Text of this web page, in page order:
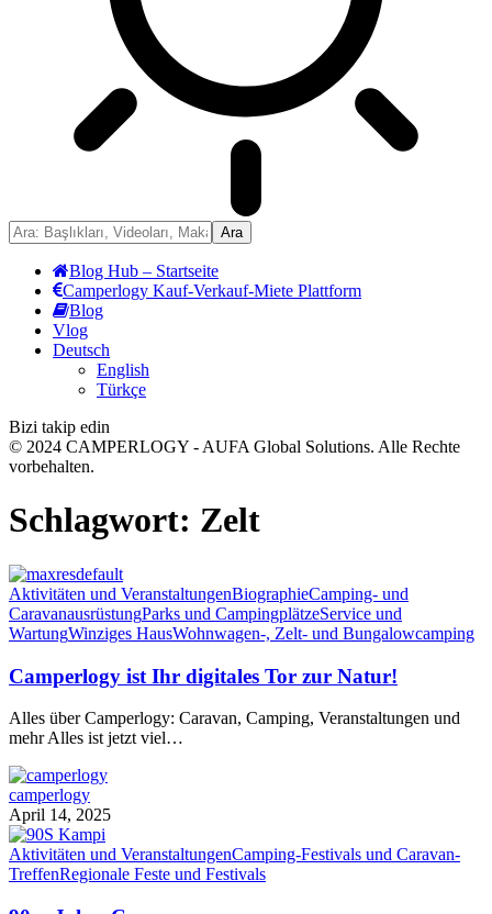
Blog Hub – Startseite
Camperlogy Kauf-Verkauf-Miete Plattform
Blog
Vlog
Deutsch
English
Türkçe
Bizi takip edin
© 2024 CAMPERLOGY - AUFA Global Solutions. Alle Rechte
vorbehalten.
Schlagwort: Zelt
Aktivitäten und VeranstaltungenBiographieCamping- und
CaravanausrüstungParks und CampingplätzeService und
WartungWinziges HausWohnwagen-, Zelt- und Bungalowcamping
Camperlogy ist Ihr digitales Tor zur Natur!
Alles über Camperlogy: Caravan, Camping, Veranstaltungen und
mehr Alles ist jetzt viel…
camperlogy
April 14, 2025
Aktivitäten und VeranstaltungenCamping-Festivals und Caravan-
TreffenRegionale Feste und Festivals